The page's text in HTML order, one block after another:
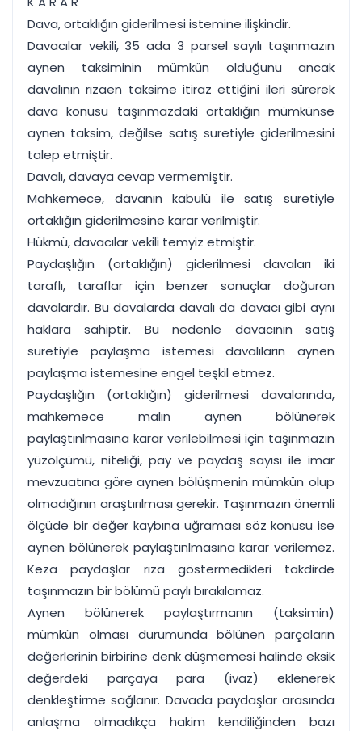
Dava, ortaklığın giderilmesi istemine ilişkindir.
Davacılar vekili, 35 ada 3 parsel sayılı taşınmazın
aynen taksiminin mümkün olduğunu ancak
davalının rızaen taksime itiraz ettiğini ileri sürerek
dava konusu taşınmazdaki ortaklığın mümkünse
aynen taksim, değilse satış suretiyle giderilmesini
talep etmiştir.
Davalı, davaya cevap vermemiştir.
Mahkemece, davanın kabulü ile satış suretiyle
ortaklığın giderilmesine karar verilmiştir.
Hükmü, davacılar vekili temyiz etmiştir.
Paydaşlığın (ortaklığın) giderilmesi davaları iki
taraflı, taraflar için benzer sonuçlar doğuran
davalardır. Bu davalarda davalı da davacı gibi aynı
haklara sahiptir. Bu nedenle davacının satış
suretiyle paylaşma istemesi davalıların aynen
paylaşma istemesine engel teşkil etmez.
Paydaşlığın (ortaklığın) giderilmesi davalarında,
mahkemece malın aynen bölünerek
paylaştınlmasına karar verilebilmesi için taşınmazın
yüzölçümü, niteliği, pay ve paydaş sayısı ile imar
mevzuatına göre aynen bölüşmenin mümkün olup
olmadığının araştırılması gerekir. Taşınmazın önemli
ölçüde bir değer kaybına uğraması söz konusu ise
aynen bölünerek paylaştınlmasına karar verilemez.
Keza paydaşlar rıza göstermedikleri takdirde
taşınmazın bir bölümü paylı bırakılamaz.
Aynen bölünerek paylaştırmanın (taksimin)
mümkün olması durumunda bölünen parçaların
değerlerinin birbirine denk düşmemesi halinde eksik
değerdeki parçaya para (ivaz) eklenerek
denkleştirme sağlanır. Davada paydaşlar arasında
anlaşma olmadıkça hakim kendiliğinden bazı